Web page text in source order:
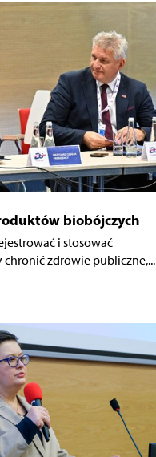
biobójczych
i stosować
zdrowie publiczne,...